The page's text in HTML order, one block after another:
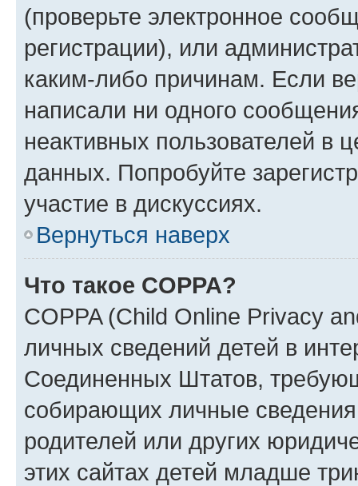
(проверьте электронное
регистрации), или
каким-либо причинам. Если
написали ни одного
неактивных пользователей в
данных. Попробуйте
участие в дискуссиях.
Вернуться наверх
Что такое COPPA?
COPPA (Child Online Privacy
личных сведений детей в
Соединенных Штатов,
собирающих личные
родителей или других
этих сайтах детей младше